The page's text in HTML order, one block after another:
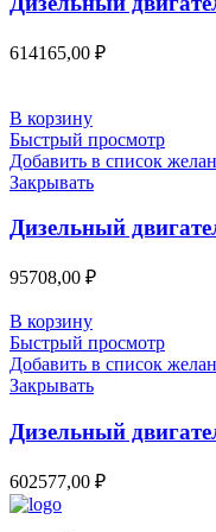
614165,00 ₽
В корзину
Быстрый просмотр
Добавить в список
Закрывать
Дизельный
95708,00 ₽
В корзину
Быстрый просмотр
Добавить в список
Закрывать
Дизельный
602577,00 ₽